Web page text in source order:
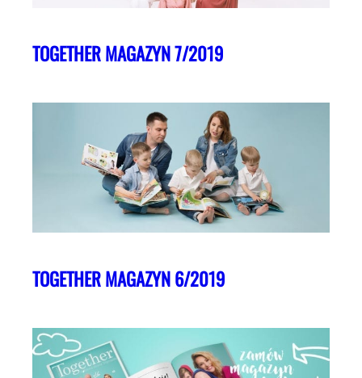
TOGETHER MAGAZYN 7/2019
TOGETHER MAGAZYN 6/2019